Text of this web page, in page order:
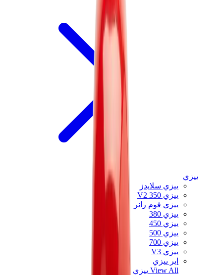
ييزي
ييزي سلايدز
ييزي 350 V2
ييزي فوم رانر
ييزي 380
ييزي 450
ييزي 500
ييزي 700
ييزي V3
اير ييزي
View All ييزي